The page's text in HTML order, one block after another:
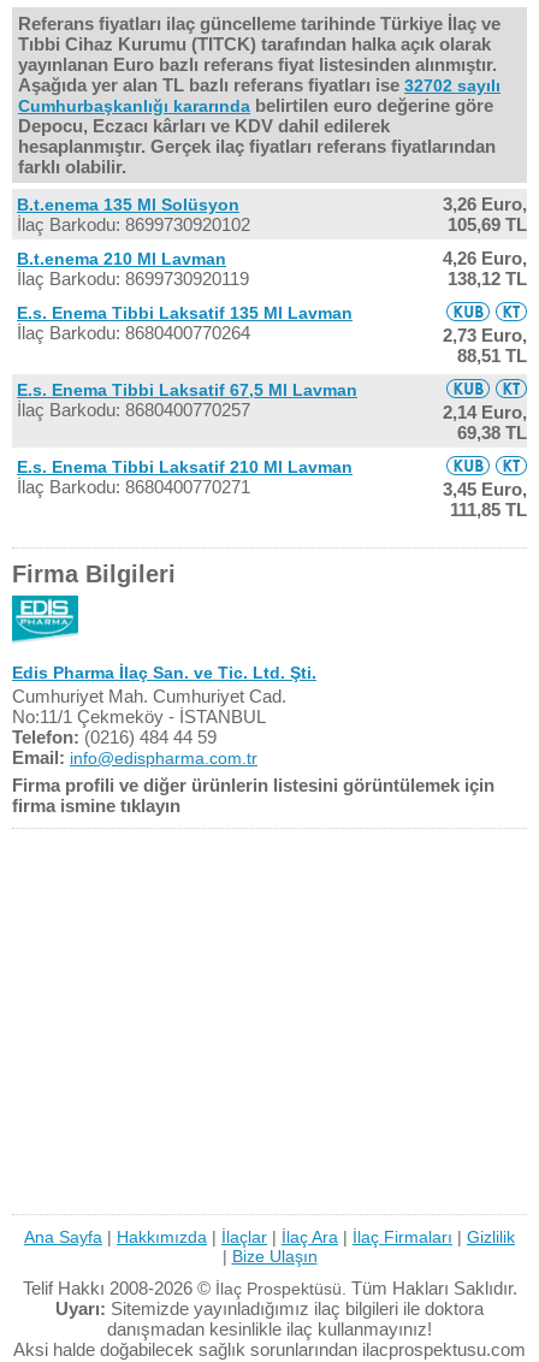
Referans fiyatları ilaç güncelleme tarihinde Türkiye İlaç ve
Tıbbi Cihaz Kurumu (TITCK) tarafından halka açık olarak
yayınlanan Euro bazlı referans fiyat listesinden alınmıştır.
Aşağıda yer alan TL bazlı referans fiyatları ise 32702 sayılı
Cumhurbaşkanlığı kararında belirtilen euro değerine göre
Depocu, Eczacı kârları ve KDV dahil edilerek
hesaplanmıştır. Gerçek ilaç fiyatları referans fiyatlarından
farklı olabilir.
B.t.enema 135 Ml Solüsyon
İlaç Barkodu: 8699730920102
3,26 Euro,
105,69 TL
B.t.enema 210 Ml Lavman
İlaç Barkodu: 8699730920119
4,26 Euro,
138,12 TL
E.s. Enema Tibbi Laksatif 135 Ml Lavman
İlaç Barkodu: 8680400770264
2,73 Euro,
88,51 TL
E.s. Enema Tibbi Laksatif 67,5 Ml Lavman
İlaç Barkodu: 8680400770257
2,14 Euro,
69,38 TL
E.s. Enema Tibbi Laksatif 210 Ml Lavman
İlaç Barkodu: 8680400770271
3,45 Euro,
111,85 TL
Firma Bilgileri
Edis Pharma İlaç San. ve Tic. Ltd. Şti.
Cumhuriyet Mah. Cumhuriyet Cad.
No:11/1 Çekmeköy - İSTANBUL
Telefon: (0216) 484 44 59
Email: info@edispharma.com.tr
Firma profili ve diğer ürünlerin listesini görüntülemek için
firma ismine tıklayın
Ana Sayfa | Hakkımızda | İlaçlar | İlaç Ara | İlaç Firmaları | Gizlilik
| Bize Ulaşın
Telif Hakkı 2008-2026 © İlaç Prospektüsü. Tüm Hakları Saklıdır.
Uyarı: Sitemizde yayınladığımız ilaç bilgileri ile doktora
danışmadan kesinlikle ilaç kullanmayınız!
Aksi halde doğabilecek sağlık sorunlarından ilacprospektusu.com